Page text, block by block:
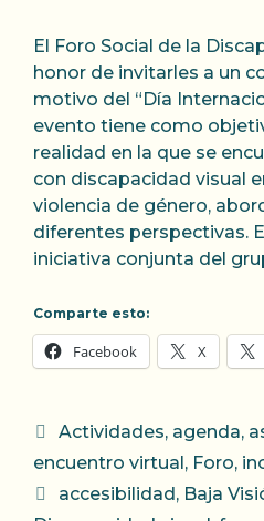
El Foro Social de la
honor de invitarles a un
motivo del “Día
evento tiene como
realidad en la que se
con discapacidad visual
violencia de género,
diferentes perspectivas.
iniciativa conjunta del
Comparte esto:
Facebook X
Categorías
Actividades, agenda,
encuentro virtual , Foro,
Etiquetas
accesibilidad , Baja